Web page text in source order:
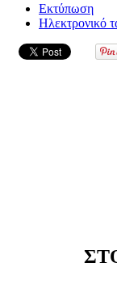
Εκτύπωση
Ηλεκτρονικό